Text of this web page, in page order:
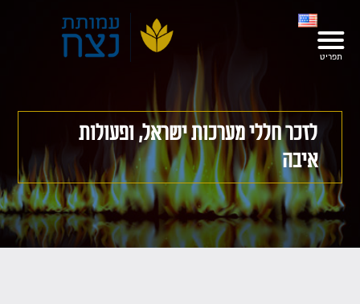
לזכר חללי מערכות ישראל, ופעולות
איבה